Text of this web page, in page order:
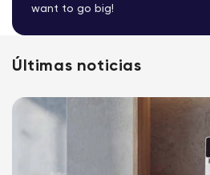
want to go big!
Últimas noticias